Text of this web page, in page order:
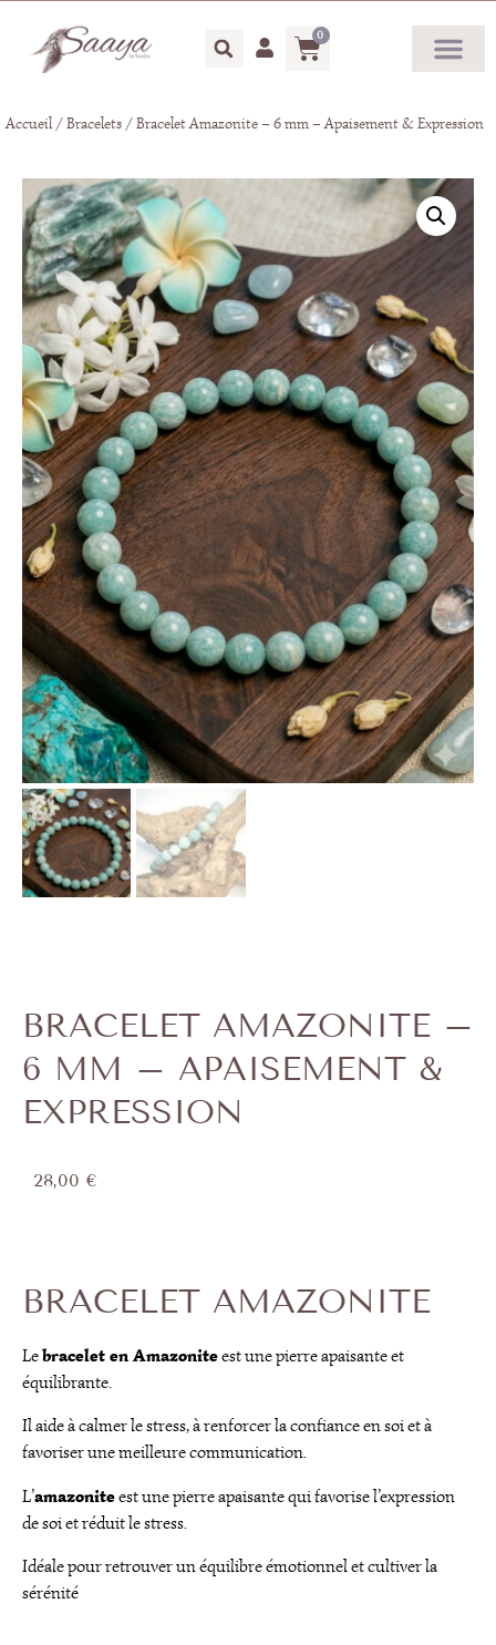
0
Accueil/Bracelets / Bracelet Amazonite – 6 mm – Apaisement & Expression
BRACELET AMAZONITE –
6 MM – APAISEMENT &
EXPRESSION
28,00 €
BRACELET AMAZONITE
Lebracelet en Amazoniteest une pierre apaisante et
équilibrante.
Il aide à calmer le stress, à renforcer la confiance en soi et à
favoriser une meilleure communication.
L’amazoniteest une pierre apaisante qui favorise l’expression
de soi et réduit le stress.
Idéale pour retrouver un équilibre émotionnel et cultiver la
sérénité